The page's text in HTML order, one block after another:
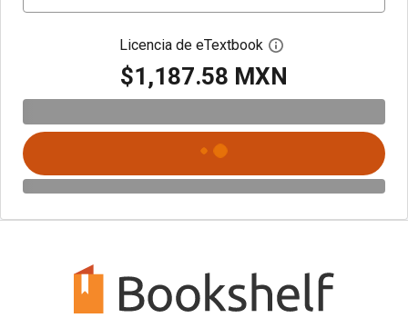
Licencia de eTextbook Abre el cuadro de
$1,187.58 MXN